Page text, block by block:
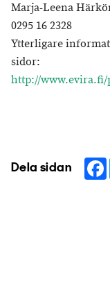
Marja-Leena
0295 16 2328
Ytterligare
sidor:
http://www.evira.fi/
Dela sidan